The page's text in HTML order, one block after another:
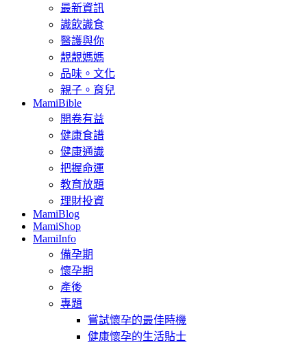
最新資訊
識飲識食
醫護與你
靚靚媽媽
品味。文化
親子。育兒
MamiBible
開卷有益
健康食譜
健康通識
把握命運
教育放題
理財投資
MamiBlog
MamiShop
MamiInfo
備孕期
懷孕期
產後
專題
嘗試懷孕的最佳時機
健康懷孕的生活貼士